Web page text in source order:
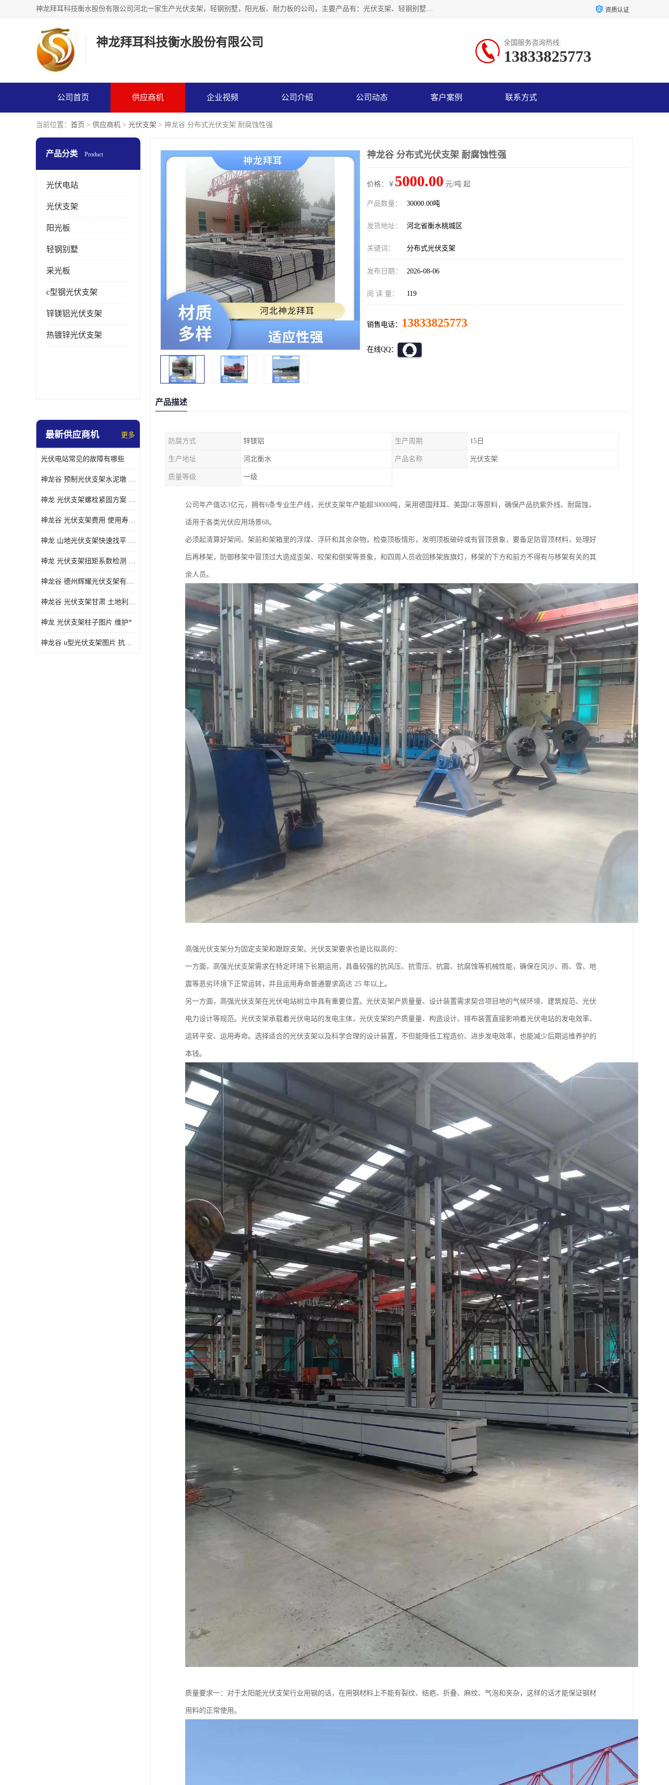
神龙拜耳科技衡水股份有限公司河北一家生产光伏支架，轻钢别墅，阳光板、耐力板的公司，主要产品有：光伏支架、轻钢别墅、阳光板、耐力板、采光板等，公司参与制定了多项标准。 资质认证
神龙拜耳科技衡水股份有限公司 全国服务咨询热线:
13833825773
公司首页 供应商机 企业视频 公司介绍 公司动态 客户案例 联系方式
当前位置： 首页 > 供应商机 > 光伏支架 > 神龙谷 分布式光伏支架 耐腐蚀性强
产品分类 Product
光伏电站
光伏支架
阳光板
轻钢别墅
采光板
c型钢光伏支架
锌镁铝光伏支架
热镀锌光伏支架
最新供应商机 更多
光伏电站常见的故障有哪些
神龙谷 预制光伏支架水泥墩 抗震性能优
神龙 光伏支架螺栓紧固方案 土地利用率高
神龙谷 光伏支架费用 使用寿命长
神龙 山地光伏支架快速找平 抗风耐压
神龙 光伏支架扭矩系数检测 适应性强
神龙谷 德州辉耀光伏支架有限公司 材质多样
神龙谷 光伏支架甘肃 土地利用率高
神龙 光伏支架柱子图片 维护*
神龙谷 u型光伏支架图片 抗紫外线
神龙谷 分布式光伏支架 耐腐蚀性强
价格：￥ 5000.00 元/吨 起
产品数量： 30000.00吨
发货地址： 河北省衡水桃城区
关键词： 分布式光伏支架
发布日期： 2026-08-06
阅 读 量： 119
销售电话： 13833825773
在线QQ：
产品描述
防腐方式 锌镁铝 生产周期 15日
生产地址 河北衡水 产品名称 光伏支架
质量等级 一级
公司年产值达3亿元，拥有6条专业生产线，光伏支架年产能超30000吨，采用德国拜耳、美国GE等原料，确保产品抗紫外线、耐腐蚀，
适用于各类光伏应用场景68。
必须起清算好架间、架前和架箱里的浮煤、浮矸和其余杂物，检查顶板情形，发明顶板破碎或有冒顶景象，要备足防冒顶材料，处理好
后再移架，防御移架中冒顶过大造成歪架、咬架和倒架等景象，和四周人员收回移架旌旗灯，移架的下方和前方不得有与移架有关的其
余人员。
高强光伏支架分为固定支架和跟踪支架。光伏支架要求也是比拟高的：
一方面，高强光伏支架需求在特定环境下长期运用，具备较强的抗风压、抗雪压、抗震、抗腐蚀等机械性能，确保在风沙、雨、雪、地
震等恶劣环境下正常运转，并且运用寿命普通要求高达 25 年以上。
另一方面，高强光伏支架在光伏电站树立中具有重要位置。光伏支架产质量量、设计装置需求契合项目地的气候环境、建筑规范、光伏
电力设计等规范。光伏支架承载着光伏电站的发电主体，光伏支架的产质量量、构造设计、排布装置直接影响着光伏电站的发电效率、
运转平安、运用寿命。选择适合的光伏支架以及科学合理的设计装置，不但能降低工程造价、进步发电效率，也能减少后期运维养护的
本钱。
质量要求一：对于太阳能光伏支架行业用钢的话，在用钢材料上不能有裂纹、结疤、折叠、麻纹、气泡和夹杂，这样的话才能保证钢材
用料的正常使用。